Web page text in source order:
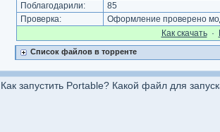
Поблагодарили:
85
Проверка:
Оформление проверено
Как cкачать·
Список файлов в торренте
Как запустить Portable? Какой файл для